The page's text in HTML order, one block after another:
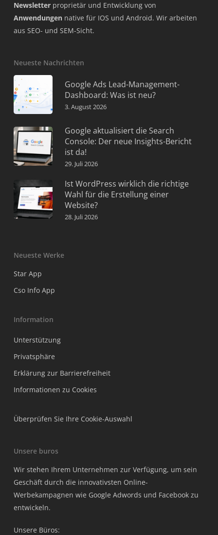
Newsletter proprietär und Entwicklung von
Anwendungen native für IOS und Android. Wir arbeiten
aus SEO- und SEM-Sicht.
Neueste Nachrichten
Google Ads Lead-Management-
Dashboard: Was ist neu?
3. August 2026
Google aktualisiert die Search
Console: Der neue Insights-Bericht
ist da!
29. Juli 2026
Ist WordPress wirklich die richtige
Wahl für die Erstellung einer
Website?
28. Juli 2026
Neueste Werke
Star App
Cso Info App
Information
Unterstützung
Privatsphäre
Erklärung zur Barrierefreiheit
Informationen zu Cookies
Überprüfen Sie Ihre Cookie-Auswahl
Unsere buros
Wir stehen Ihrem Unternehmen zur Verfügung, um sein
Geschäft durch die innovativsten Online-
Werbekampagnen wie Google Adwords und Facebook zu
entwickeln.
Unsere Büros: